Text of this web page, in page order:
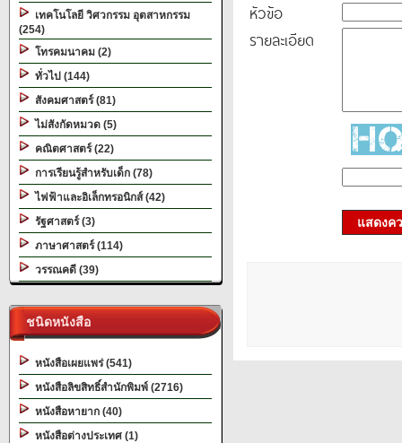
เทคโนโลยี วิศวกรรม อุตสาหกรรม
(254)
โทรคมนาคม (2)
ทั่วไป (144)
สังคมศาสตร์ (81)
ไม่สังกัดหมวด (5)
คณิตศาสตร์ (22)
การเรียนรู้สำหรับเด็ก (78)
ไฟฟ้าและอิเล็กทรอนิกส์ (42)
รัฐศาสตร์ (3)
ภาษาศาสตร์ (114)
วรรณคดี (39)
ชนิดหนังสือ
หนังสือเผยแพร่ (541)
หนังสือลิขสิทธิ์สำนักพิมพ์ (2716)
หนังสือหายาก (40)
หนังสือต่างประเทศ (1)
หัวข้อ
รายละเอียด
แสดงค